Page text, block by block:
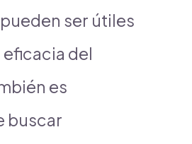
ser útiles
eficacia del
es
buscar